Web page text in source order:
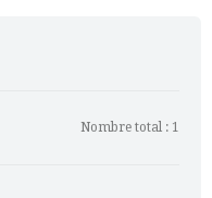
Nombre total : 1